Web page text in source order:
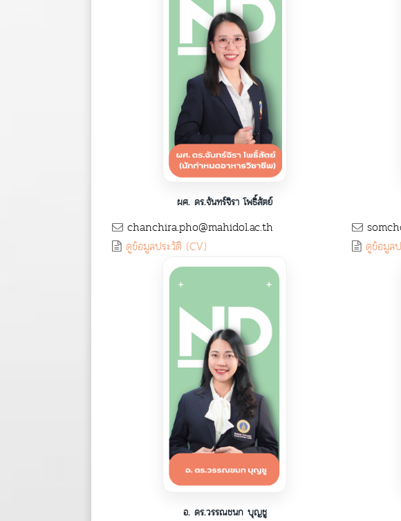
ผศ. ดร.จันทร์จิรา โพธิ์สัตย์
chanchira.pho@mahidol.ac.th
ดูข้อมูลประวัติ (CV)
ดูข้อมูลป
อ. ดร.วรรณชนก บุญชู